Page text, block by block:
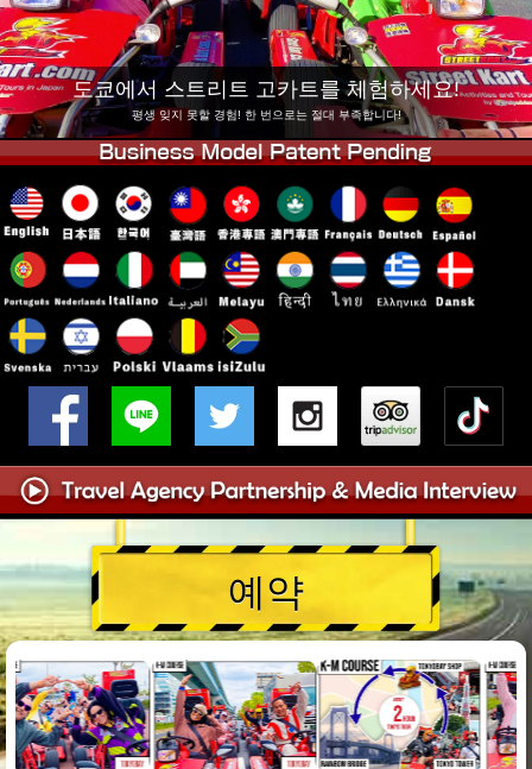
오키나와
도쿄에서 스트리트 고카트를 체험하세요!
평생 잊지 못할 경험! 한 번으로는 절대 부족합니다!
예약